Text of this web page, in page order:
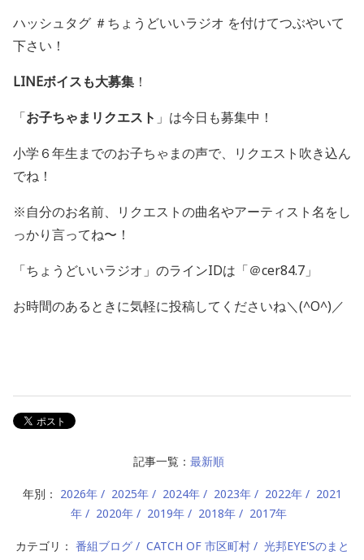
ハッシュタグ ＃ちょうどいいラジオ を付けてつぶやいて
下さい！
LINEボイスも大募集 ！
「お子ちゃまリクエスト 」は今日も募集中！
小学６年生までのお子ちゃまの声で、リクエスト吹き込ん
でね！
※自分のお名前、リクエストの曲名やアーティスト名をし
っかり言ってね〜！
「ちょうどいいラジオ」のラインIDは「＠cer84.7」
お時間のあるときに気軽に投稿してくださいね＼(^O^)／
記事一覧： 最新順
年別： 2026年 2025年 2024年 2023年 2022年
2021
年
2020年 2019年 2018年 2017年
カテゴリ： 番組ブログ CATCH OF 市区町村
光邦EYE'Sのまと